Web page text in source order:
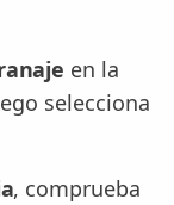
en la
selecciona
, comprueba